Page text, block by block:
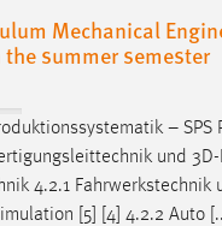
Mechanical
summer semester
– SPS
und 3D-
4.2.1 Fahrwerkstechnik
[5] [4] 4.2.2 Auto